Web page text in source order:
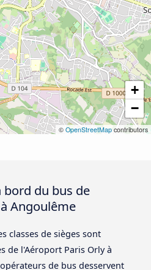
+
−
© OpenStreetMapcontributors
bord du bus de
Angoulême
classes de sièges sont
de l'Aéroport Paris Orly à
de bus desservent